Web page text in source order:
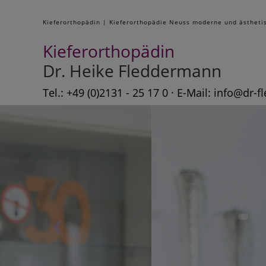
Kieferorthopädin | Kieferorthopädie Neuss moderne und
Kieferorthopädin
Dr. Heike Fleddermann
Tel.: +49 (0)2131 - 25 17 0 · E-Mail: info@dr-